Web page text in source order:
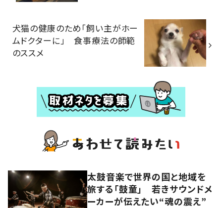
犬猫の健康のため「飼い主がホー
ムドクターに」 食事療法の師範
のススメ
太鼓音楽で世界の国と地域を
旅する「鼓童」 若きサウンドメ
ーカーが伝えたい“魂の震え”